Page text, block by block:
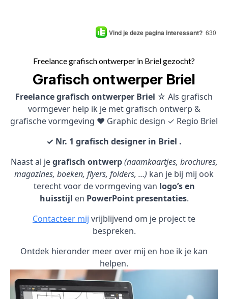
Vind je deze pagina interessant? 630
Freelance grafisch ontwerper in Briel gezocht?
Grafisch ontwerper Briel
Freelance grafisch ontwerper Briel ☆ Als grafisch
vormgever help ik je met grafisch ontwerp &
grafische vormgeving ♥ Graphic design ✓ Regio Briel
✓ Nr. 1 grafisch designer in Briel .
Naast al jegrafisch ontwerp (naamkaartjes, brochures,
magazines, boeken, flyers, folders, …) kan je bij mij ook
terecht voor de vormgeving van logo’s en
huisstijl en PowerPoint presentaties.
Contacteer mij vrijblijvend om je project te
bespreken.
Ontdek hieronder meer over mij en hoe ik je kan
helpen.